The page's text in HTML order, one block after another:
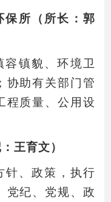
保所（所长：郭
镇貌、环境卫
协助有关部门管
程质量、公用设
王育文）
针、政策，执行
党纪、党规、政